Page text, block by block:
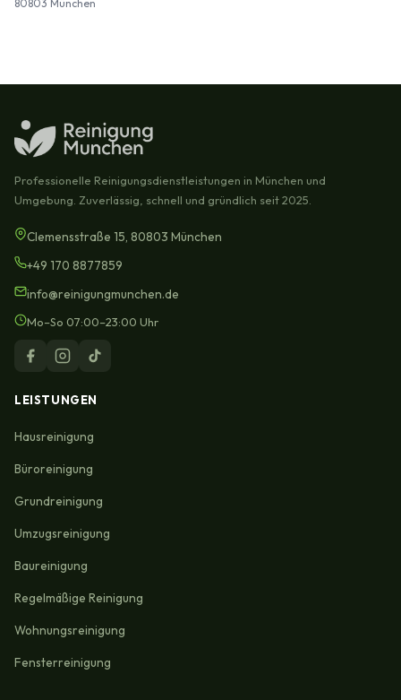
80803 München
Professionelle Reinigungsdienstleistungen in München und
Umgebung. Zuverlässig, schnell und gründlich seit 2025.
Clemensstraße 15, 80803 München
+49 170 8877859
info@reinigungmunchen.de
Mo–So 07:00–23:00 Uhr
LEISTUNGEN
Hausreinigung
Büroreinigung
Grundreinigung
Umzugsreinigung
Baureinigung
Regelmäßige Reinigung
Wohnungsreinigung
Fensterreinigung